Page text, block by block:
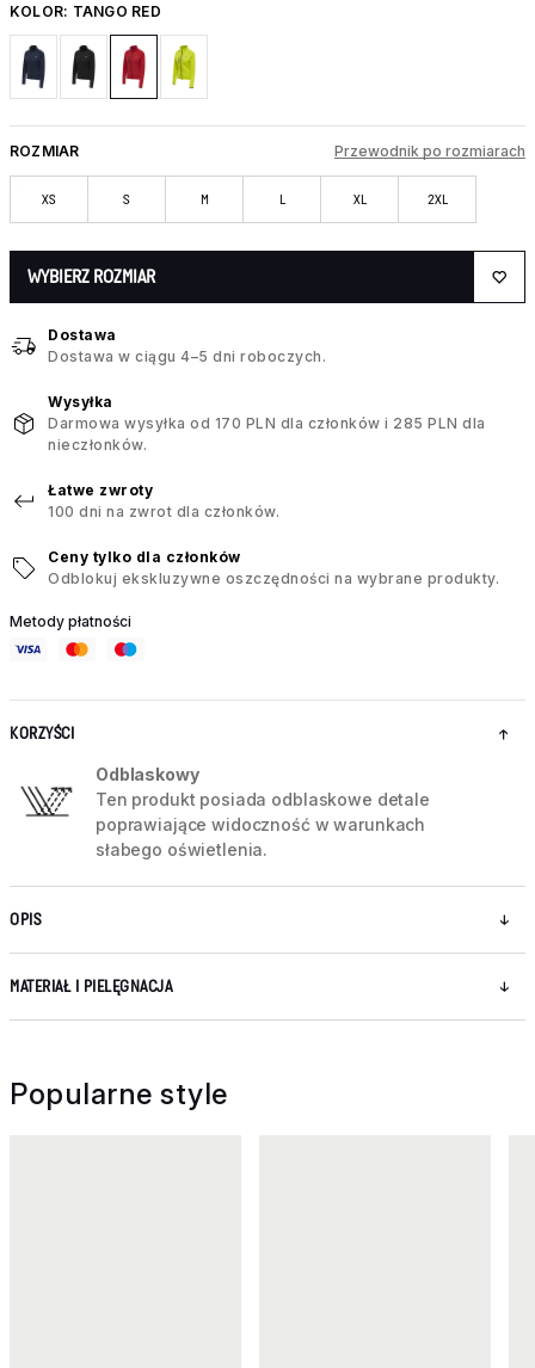
KOLOR: TANGO RED
ROZMIAR Przewodnik po rozmiarach
XS S M L XL 2XL
WYBIERZ ROZMIAR
Dostawa
Dostawa w ciągu 4–5 dni roboczych.
Wysyłka
Darmowa wysyłka od 170 PLN dla członków i 285 PLN dla
nieczłonków.
Łatwe zwroty
100 dni na zwrot dla członków.
Ceny tylko dla członków
Odblokuj ekskluzywne oszczędności na wybrane produkty.
Metody płatności
KORZYŚCI
Odblaskowy
Ten produkt posiada odblaskowe detale
poprawiające widoczność w warunkach
słabego oświetlenia.
OPIS
MATERIAŁ I PIELĘGNACJA
Popularne style